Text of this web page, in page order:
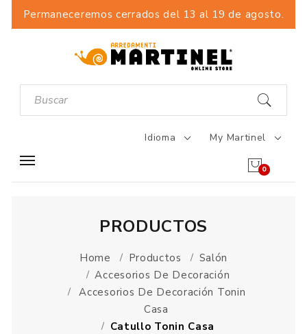
Permaneceremos cerrados del 13 al 19 de agosto.
Idioma My Martinel
0
PRODUCTOS
Home Productos
Salón
Accesorios De Decoración
Accesorios De Decoración Tonin
Casa
Catullo Tonin Casa